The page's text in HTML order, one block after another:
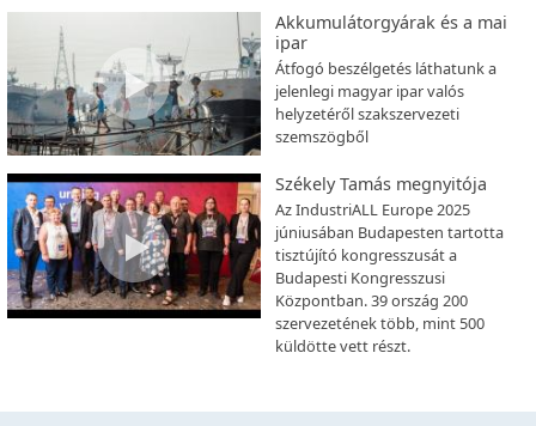
Akkumulátorgyárak és a mai
ipar
Átfogó beszélgetés láthatunk a
jelenlegi magyar ipar valós
helyzetéről szakszervezeti
szemszögből
Székely Tamás megnyitója
Az IndustriALL Europe 2025
júniusában Budapesten tartotta
tisztújító kongresszusát a
Budapesti Kongresszusi
Központban. 39 ország 200
szervezetének több, mint 500
küldötte vett részt.